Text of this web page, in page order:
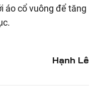
áo cổ vuông để tăng
Hạnh Lê